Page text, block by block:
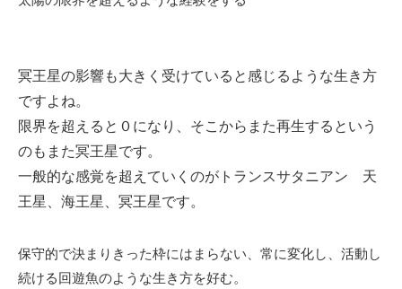
冥王星の影響も大きく受けていると感じるような生き方
ですよね。
限界を超えると０になり、そこからまた再生するという
のもまた冥王星です。
一般的な感覚を超えていくのがトランスサタニアン 天
王星、海王星、冥王星です。
保守的で決まりきった枠にはまらない、常に変化し、活動し
続ける回遊魚のような生き方を好む。